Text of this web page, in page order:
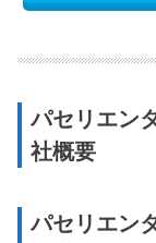
パセリエン
社概要
パセリエン